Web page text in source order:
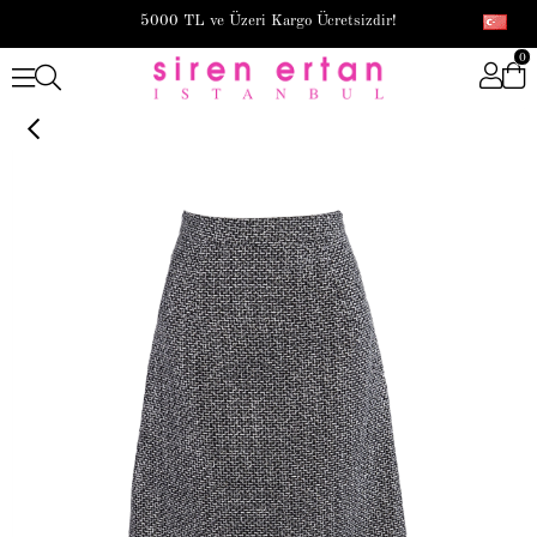
5000 TL ve Üzeri Kargo Ücretsizdir!
0